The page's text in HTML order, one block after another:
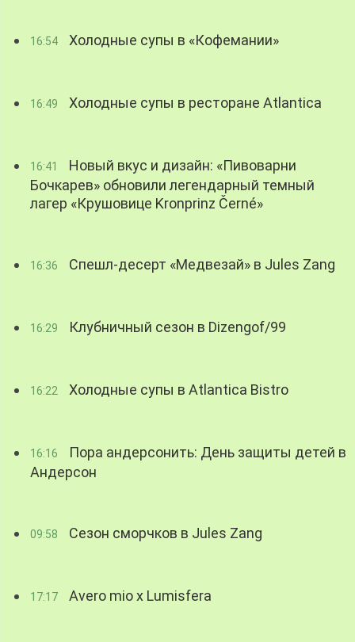
16:54 Холодные супы в «Кофемании»
16:49 Холодные супы в ресторане Atlantica
16:41
Новый вкус и дизайн: «Пивоварни
Бочкарев» обновили легендарный темный
лагер «Крушовице Kronprinz Černé»
16:36 Спешл-десерт «Медвезай» в Jules Zang
16:29 Клубничный сезон в Dizengof/99
16:22 Холодные супы в Atlantica Bistro
16:16
Пора андерсонить: День защиты детей в
Андерсон
09:58 Сезон сморчков в Jules Zang
17:17 Avero mio x Lumisfera